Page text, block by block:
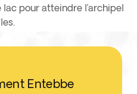
pour atteindre l’archipel
Entebbe